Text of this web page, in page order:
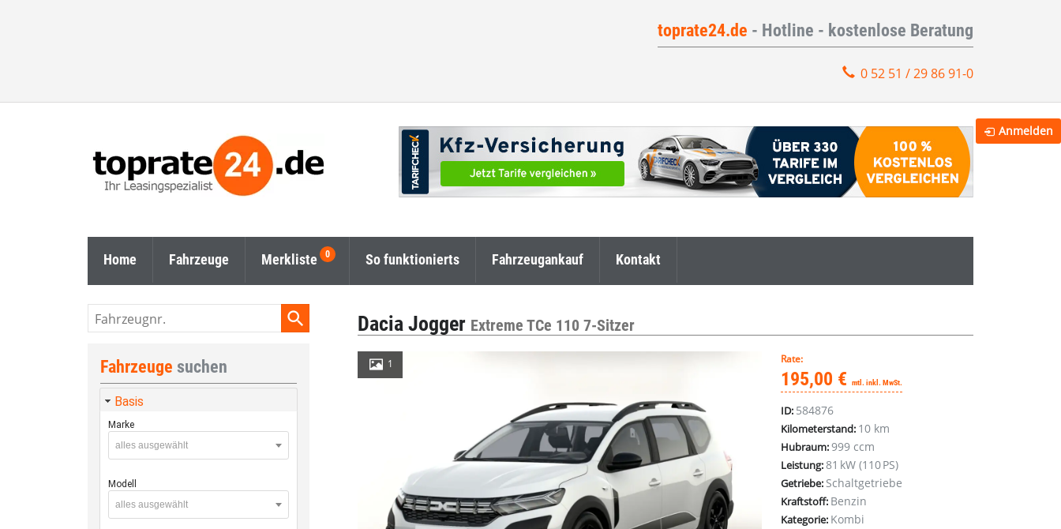
toprate24.de - Hotline - kostenlose Beratung
0 52 51 / 29 86 91-0
Home Fahrzeuge Merkliste So funktionierts Fahrzeugankauf Kontakt
Dacia Jogger Extreme TCe 110 7-Sitzer
1 Rate:
195,00 € mtl. inkl. MwSt.
ID: 584876
Kilometerstand: 10 km
Hubraum:999 ccm
Leistung:81 kW (110 PS)
Getriebe: Schaltgetriebe
Kraftstoff: Benzin
Kategorie: Kombi
Fahrzeugnr.
Fahrzeuge suchen
Basis
Marke
alles ausgewählt
Modell
alles ausgewählt
Anmelden